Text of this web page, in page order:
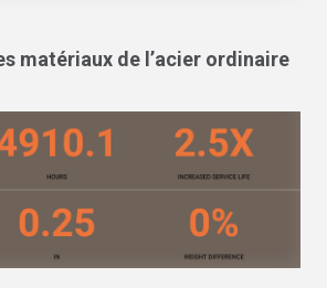
matériaux de l’acier ordinaire